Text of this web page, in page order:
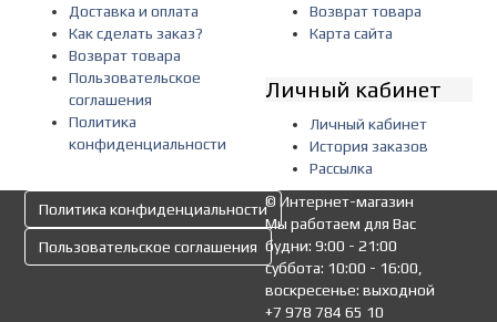
Доставка и оплата
Как сделать заказ?
Возврат товара
Пользовательское
соглашения
Политика
конфиденциальности
Возврат товара
Карта сайта
Личный кабинет
Личный кабинет
История заказов
Рассылка
Политика конфиденциальности
Пользовательское соглашения
© Интернет-магазин
Мы работаем для Вас
будни: 9:00 - 21:00
суббота: 10:00 - 16:00,
воскресенье: выходной
+7 978 784 65 10